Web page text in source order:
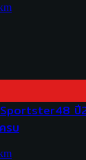
ปี
รบ